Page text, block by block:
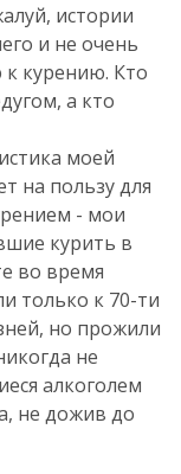
истории
и не очень
курению. Кто
а кто
моей
на пользу для
- мои
курить в
во время
только к 70-ти
но прожили
не
алкоголем
не дожив до